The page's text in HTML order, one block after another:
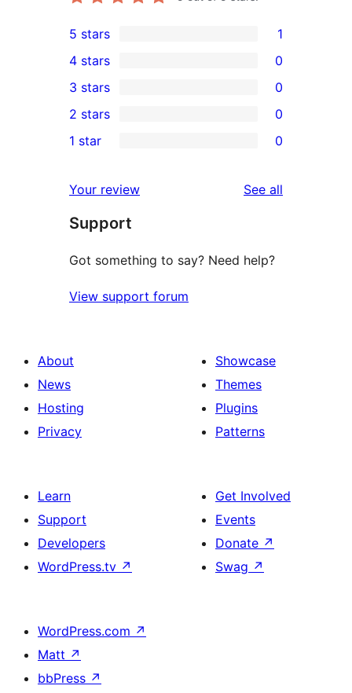
1
5-
star
review
5 stars 1
4-
star
reviews
4 stars 0
0
3-
star
3 stars 0
2-
reviews
2 stars 0
star
reviews
1 star 0
Your review See all
Support
Got something to say? Need help?
View support forum
About
News
Hosting
Privacy
Showcase
Themes
Plugins
Patterns
Learn
Support
Developers
WordPress.tv ↗
Get Involved
Events
Donate ↗
Swag ↗
WordPress.com ↗
Matt ↗
bbPress ↗